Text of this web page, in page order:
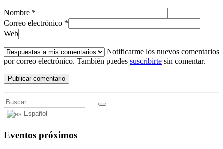
Nombre *
Correo electrónico *
Web
Notificarme los nuevos comentarios
por correo electrónico. También puedes suscribirte sin comentar.
Español
Eventos próximos